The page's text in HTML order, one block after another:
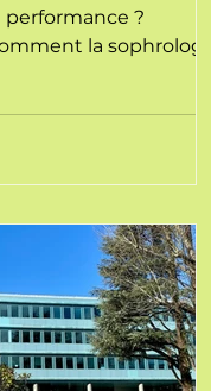
performance ?
la sophrologie